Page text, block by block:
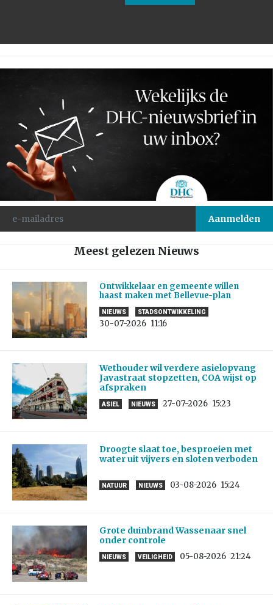
Meest gelezen Nieuws
Ontwikkelaar en gemeente willen
haast maken met Bellevue-plan
NIEUWS STADSONTWIKKELING
30-07-2026 11:16
Wethouder wil verdere asielopvang
Javastraat stopzetten, COA wijst op
afspraken
ASIEL NIEUWS 27-07-2026 15:23
Droogte slaat toe, besproeien met
water uit vijvers en sloten verboden
NATUUR NIEUWS 03-08-2026 15:24
Grote duinbrand Wassenaar snel
onder controle
NIEUWS VEILIGHEID 05-08-2026 21:24